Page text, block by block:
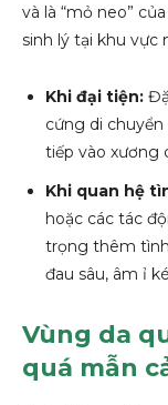
và là “mỏ neo”
sinh lý tại khu vực
Khi đại tiện:
cứng di
tiếp vào xương
Khi quan hệ
hoặc các tác
trọng thêm
đau sâu, âm ỉ
Vùng da
quá mẫn